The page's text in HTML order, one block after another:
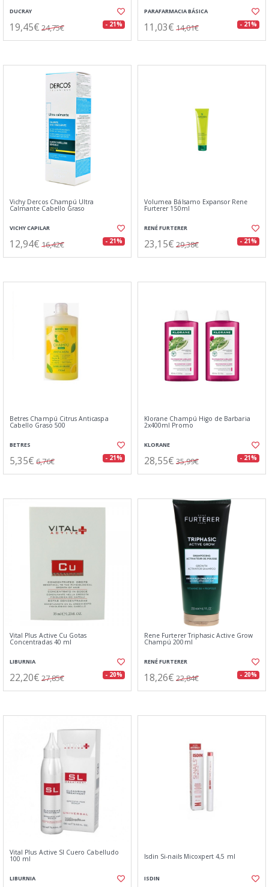
DUCRAY
19,45€ 24,75€ - 21%
PARAFARMACIA BÁSICA
11,03€ 14,01€ - 21%
Vichy Dercos Champú Ultra
Calmante Cabello Graso
VICHY CAPILAR
12,94€ 16,42€ - 21%
Volumea Bálsamo Expansor Rene
Furterer 150ml
RENÉ FURTERER
23,15€ 29,38€ - 21%
Betres Champú Citrus Anticaspa
Cabello Graso 500
BETRES
5,35€ 6,76€ - 21%
Klorane Champú Higo de Barbaria
2x400ml Promo
KLORANE
28,55€ 35,99€ - 21%
Vital Plus Active Cu Gotas
Concentradas 40 ml
LIBURNIA
22,20€ 27,85€ - 20%
Rene Furterer Triphasic Active Grow
Champú 200ml
RENÉ FURTERER
18,26€ 22,84€ - 20%
Vital Plus Active Sl Cuero Cabelludo
100 ml
LIBURNIA
Isdin Si-nails Micoxpert 4,5 ml
ISDIN